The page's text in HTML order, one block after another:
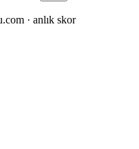
· anlık skor